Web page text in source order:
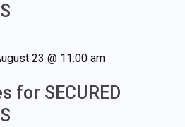
23 @ 11:00 am
for SECURED